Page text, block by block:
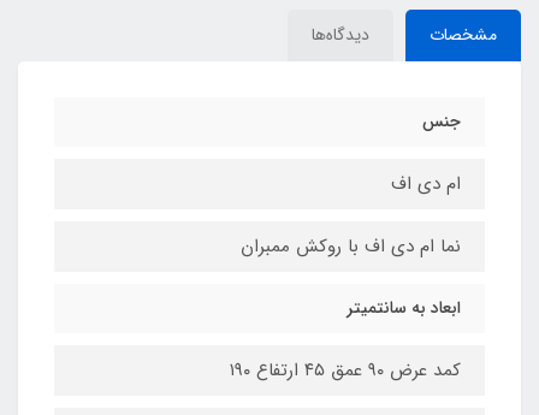
مشخصات دیدگاه‌ها
جنس
ام دی اف
نما ام دی اف با روکش ممبران
ابعاد به سانتمیتر
کمد عرض ۹۰ عمق ۴۵ ارتفاع ۱۹۰